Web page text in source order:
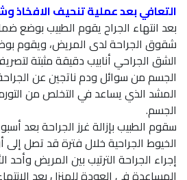
التعافي بعد عملية تنحيف الافخاذ
بعد انتهاء الجراح يقوم الطبيب
شقوق الجراحة لدى المريض، ويقوم
الشق الجراحي أنابيب دقيقة مثبتة
الجسم من سوائل ودم ناتجين عن
المشد الذي يساعد في التخلص من
الجسم.
سقوم الطبيب بإزالة غرز الجراحة بعد
الخيوط الجراحية خلال فترة قد تصل
إجراء الجراحة الترتيب بين المريض